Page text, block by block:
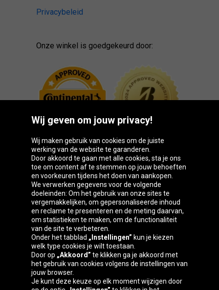
Privacybeleid
Onze winkel is goedgekeurd door:
Oponeo-groep
Belgique
Česká
republika
Deutschland Éire
España France Italia Magyarország
Wij geven om jouw privacy!
Wij maken gebruik van cookies om de juiste
werking van de website te garanderen.
Door akkoord te gaan met alle cookies, sta je ons
toe om content af te stemmen op jouw behoeften
en voorkeuren tijdens het doen van aankopen.
We verwerken gegevens voor de volgende
doeleinden: Om het gebruik van onze sites te
vergemakkelijken, om gepersonaliseerde inhoud
en reclame te presenteren en de meting daarvan,
om statistieken te maken, om de functionaliteit
van de site te verbeteren.
Onder het tabblad „Instellingen” kun je kiezen
welk type cookies je wilt toestaan.
Door op „Akkoord” te klikken ga je akkoord met
het gebruik van cookies volgens de instellingen van
jouw browser.
Je kunt deze keuze op elk moment wijzigen door